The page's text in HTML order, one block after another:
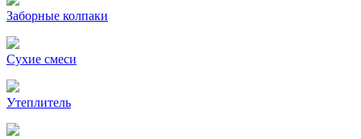
Заборные колпаки
Сухие смеси
Утеплитель